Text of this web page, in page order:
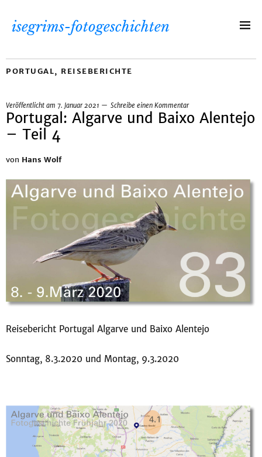
isegrims-fotogeschichten
PORTUGAL, REISEBERICHTE
Veröffentlicht am 7. Januar 2021 Schreibe einen Kommentar
Portugal: Algarve und Baixo Alentejo
– Teil 4
von Hans Wolf
Reisebericht Portugal Algarve und Baixo Alentejo
Sonntag, 8.3.2020 und Montag, 9.3.2020